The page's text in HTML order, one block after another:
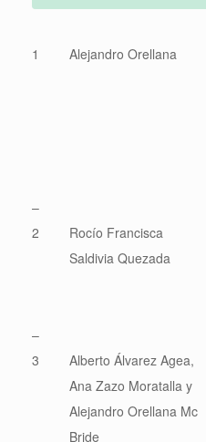
1 Alejandro Orellana
–
2
Rocío Francisca
Saldivia Quezada
–
3
Alberto Álvarez Agea,
Ana Zazo Moratalla y
Alejandro Orellana Mc
Bride